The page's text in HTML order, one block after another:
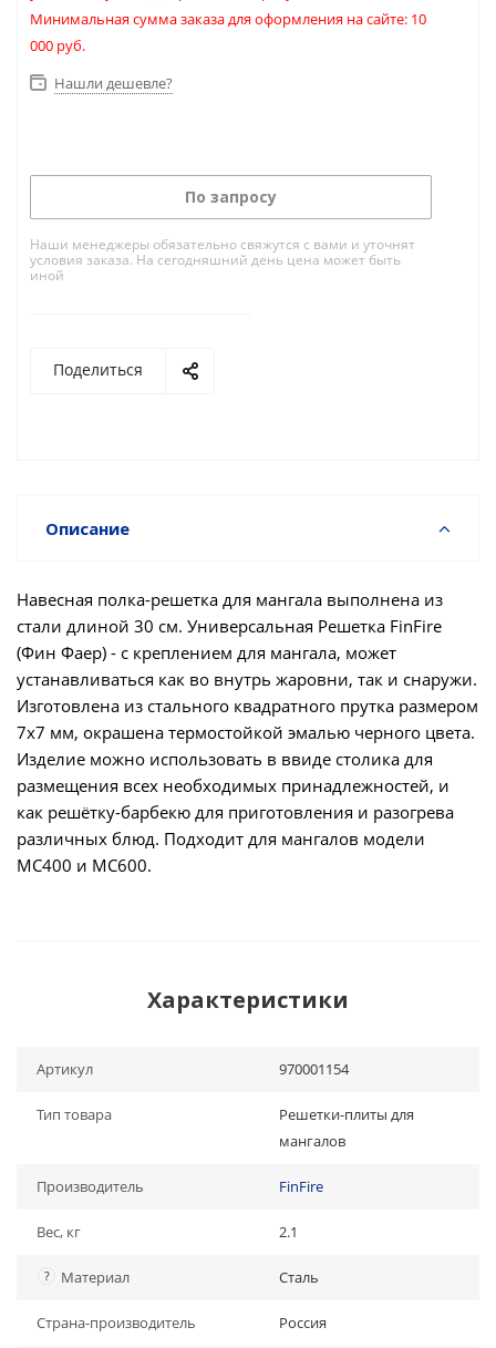
Минимальная сумма заказа для оформления на сайте: 10
000 руб.
Нашли дешевле?
По запросу
Наши менеджеры обязательно свяжутся с вами и уточнят
условия заказа. На сегодняшний день цена может быть
иной
Поделиться
Описание
Навесная полка-решетка для мангала выполнена из
стали длиной 30 см. Универсальная Решетка FinFire
(Фин Фаер) - с креплением для мангала, может
устанавливаться как во внутрь жаровни, так и снаружи.
Изготовлена из стального квадратного прутка размером
7х7 мм, окрашена термостойкой эмалью черного цвета.
Изделие можно использовать в ввиде столика для
размещения всех необходимых принадлежностей, и
как решётку-барбекю для приготовления и разогрева
различных блюд. Подходит для мангалов модели
МС400 и МС600.
Характеристики
Артикул 970001154
Тип товара
Решетки-плиты для
мангалов
Производитель FinFire
Вес, кг 2.1
? Материал Сталь
Страна-производитель Россия